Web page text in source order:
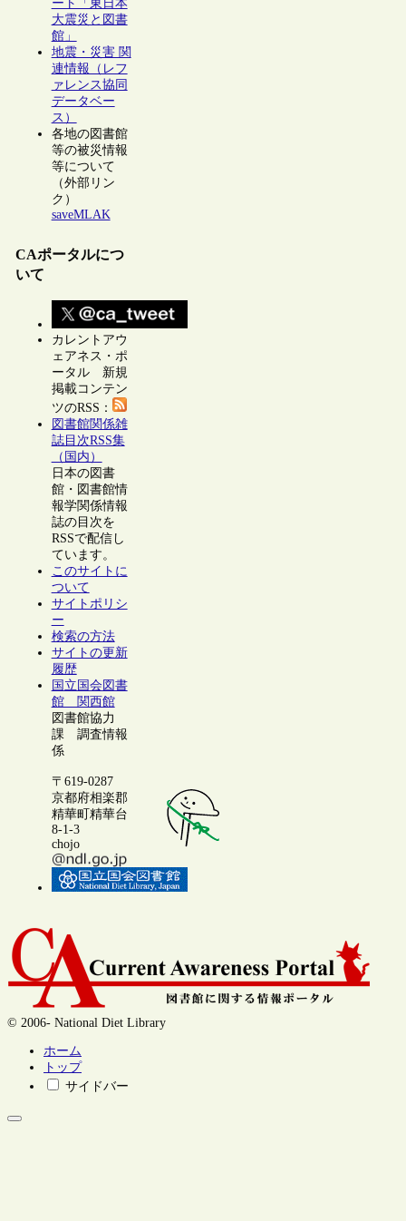
ート「東日本
大震災と図書
館」
地震・災害 関
連情報（レフ
ァレンス協同
データベー
ス）
各地の図書館
等の被災情報
等について
（外部リン
ク）
saveMLAK
CAポータルにつ
いて
カレントアウ
ェアネス・ポ
ータル 新規
掲載コンテン
ツのRSS：
図書館関係雑
誌目次RSS集
（国内）
日本の図書
館・図書館情
報学関係情報
誌の目次を
RSSで配信し
ています。
このサイトに
ついて
サイトポリシ
ー
検索の方法
サイトの更新
履歴
国立国会図書
館 関西館
図書館協力
課 調査情報
係
〒619-0287
京都府相楽郡
精華町精華台
8-1-3
chojo
© 2006- National Diet Library
ホーム
トップ
サイドバー